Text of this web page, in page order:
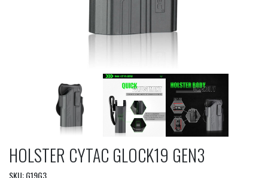
HOLSTER CYTAC GLOCK19 GEN3
SKU: G19G3